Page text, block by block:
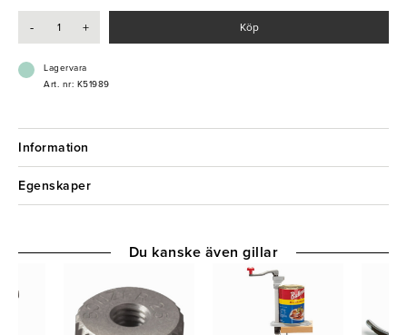
- Tillverkad i hög kvalitet
- + Köp
Lagervara
Art. nr: K51989
Information
Egenskaper
Du kanske även gillar